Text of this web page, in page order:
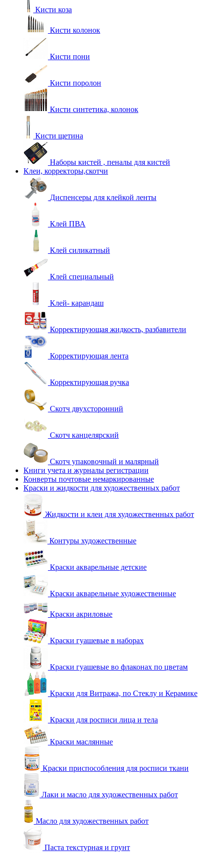
Кисти коза
Кисти колонок
Кисти пони
Кисти поролон
Кисти синтетика, колонок
Кисти щетина
Наборы кистей , пеналы для кистей
Клеи, корректоры,скотчи
Диспенсеры для клейкой ленты
Клей ПВА
Клей силикатный
Клей специальный
Клей- карандаш
Корректирующая жидкость, разбавители
Корректирующая лента
Корректирующая ручка
Скотч двухсторонний
Скотч канцелярский
Скотч упаковочный и малярный
Книги учета и журналы регистрации
Конверты почтовые немаркированные
Краски и жидкости для художественных работ
Жидкости и клеи для художественных работ
Контуры художественные
Краски акварельные детские
Краски акварельные художественные
Краски акриловые
Краски гуашевые в наборах
Краски гуашевые во флаконах по цветам
Краски для Витража, по Стеклу и Керамике
Краски для росписи лица и тела
Краски маслянные
Краски приспособления для росписи ткани
Лаки и масло для художественных работ
Масло для художественных работ
Паста текстурная и грунт